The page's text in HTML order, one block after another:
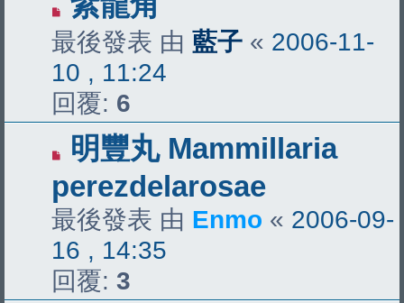
最後發表 由 藍子 « 2006-11-
10 , 11:24
回覆: 6
明豐丸 Mammillaria
perezdelarosae
最後發表 由 Enmo « 2006-09-
16 , 14:35
回覆: 3